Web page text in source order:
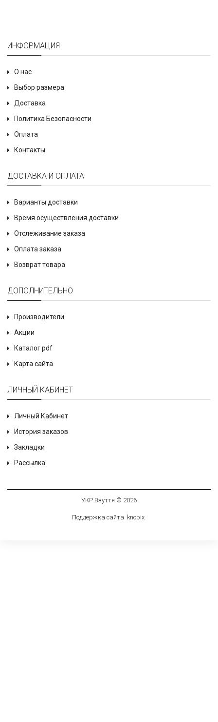
ИНФОРМАЦИЯ
О нас
Выбор размера
Доставка
Политика Безопасности
Оплата
Контакты
ДОСТАВКА И ОПЛАТА
Варианты доставки
Время осуществления доставки
Отслеживание заказа
Оплата заказа
Возврат товара
ДОПОЛНИТЕЛЬНО
Производители
Акции
Каталог pdf
Карта сайта
ЛИЧНЫЙ КАБИНЕТ
Личный Кабинет
История заказов
Закладки
Рассылка
УКР Взуття © 2026
Поддержка сайта knopix